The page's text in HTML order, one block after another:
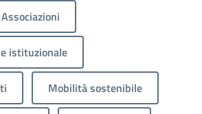
Associazioni
istituzionale
Mobilità sostenibile